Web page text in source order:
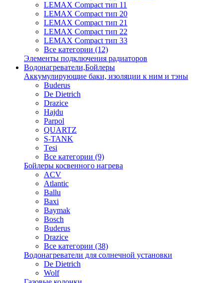
LEMAX Compact тип 11
LEMAX Compact тип 20
LEMAX Compact тип 21
LEMAX Compact тип 22
LEMAX Compact тип 33
Все категории (12)
Элементы подключения радиаторов
Водонагреватели,Бойлеры
Аккумулирующие баки, изоляции к ним и тэны
Buderus
De Dietrich
Drazice
Hajdu
Parpol
QUARTZ
S-TANK
Tеsi
Все категории (9)
Бойлеры косвенного нагрева
ACV
Atlantic
Ballu
Baxi
Baymak
Bosch
Buderus
Drazice
Все категории (38)
Водонагреватели для солнечной установки
De Dietrich
Wolf